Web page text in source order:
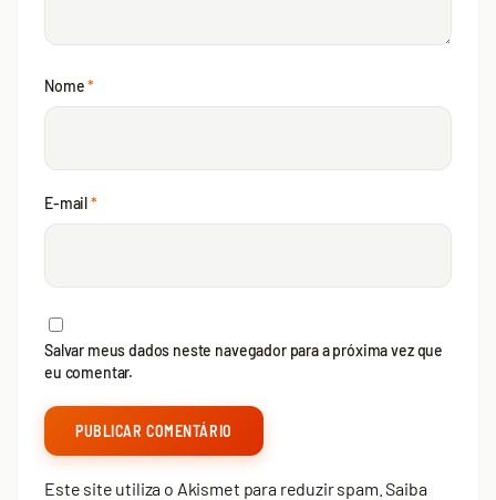
Nome*
E-mail*
Salvar meus dados neste navegador para a próxima vez que
eu comentar.
Este site utiliza o Akismet para reduzir spam.Saiba